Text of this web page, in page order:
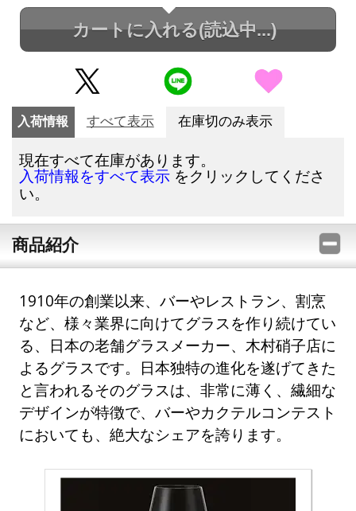
カートに入れる(読込中...)
入荷情報 すべて表示 在庫切のみ表示
現在すべて在庫があります。
入荷情報をすべて表示 をクリックしてくださ
い。
商品紹介
1910年の創業以来、バーやレストラン、割烹
など、様々業界に向けてグラスを作り続けてい
る、日本の老舗グラスメーカー、木村硝子店に
よるグラスです。日本独特の進化を遂げてきた
と言われるそのグラスは、非常に薄く、繊細な
デザインが特徴で、バーやカクテルコンテスト
においても、絶大なシェアを誇ります。